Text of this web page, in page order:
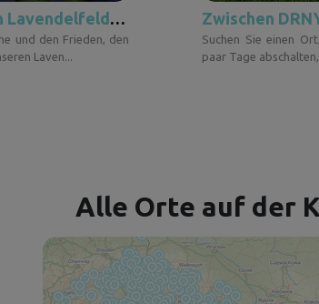
Unterkunft in Lavendelfeldern
und den Frieden, den
Laven...
Suchen Sie einen
paar Tage
Alle Orte auf der